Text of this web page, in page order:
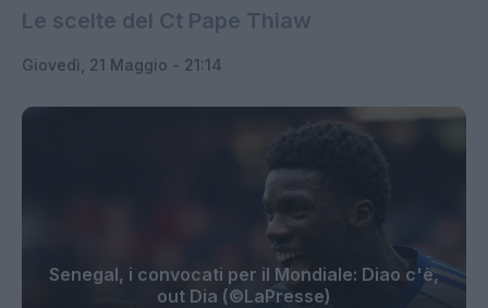
Le scelte del Ct Pape Thiaw
Giovedì, 21 Maggio - 21:14
Senegal, i convocati per il Mondiale: Diao c'è,
out Dia (©LaPresse)